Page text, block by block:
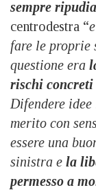
sempre
centrodestra “
fare le proprie
questione era
rischi concreti
Difendere
merito con
essere una
sinistra e la
permesso a